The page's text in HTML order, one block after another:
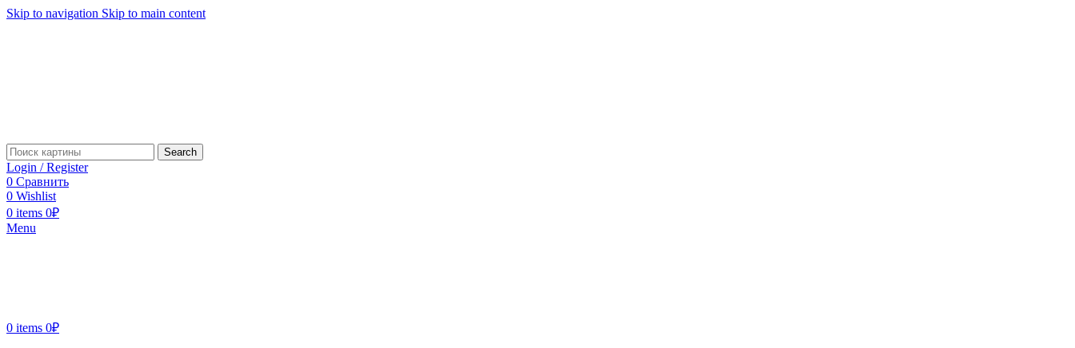
Skip to navigation Skip to main content
Search
Login / Register
0 Сравнить
0 Wishlist
0 items 0₽
Menu
0 items 0₽